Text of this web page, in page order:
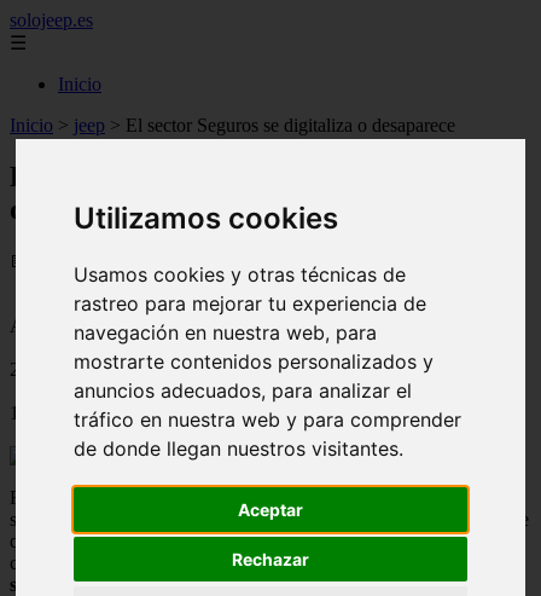
Utilizamos cookies
Usamos cookies y otras técnicas de
rastreo para mejorar tu experiencia de
navegación en nuestra web, para
mostrarte contenidos personalizados y
anuncios adecuados, para analizar el
tráfico en nuestra web y para comprender
de donde llegan nuestros visitantes.
Aceptar
Rechazar
solojeep.es
☰
Inicio
Inicio > jeep > El sector Seguros se digitaliza o desaparece
El sector Seguros se digitaliza o
desaparece
📅 09/09/2025
Aseguradoras
2019-12-20
1174
Retrasados ​​con respecto a la mayoría de las otras industrias de
servicios, incluida la banca, las aseguradoras entendieron claramente
que era necesario reaccionar para mejorar y aumentar el contacto
con sus clientes. En este sentido se concluye que
se digitaliza o desaparece.